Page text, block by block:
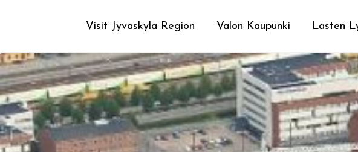
Visit Jyvaskyla Region Valon Kaupunki Lasten